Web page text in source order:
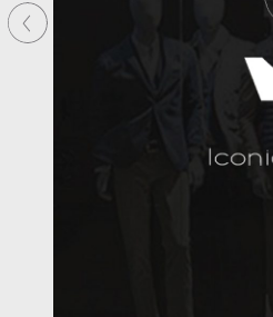
Precedente